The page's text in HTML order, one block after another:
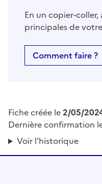
En un copier-
principales de
Comment faire ?
Fiche créée le2/05/
Dernière confirmation
Voir l'historique